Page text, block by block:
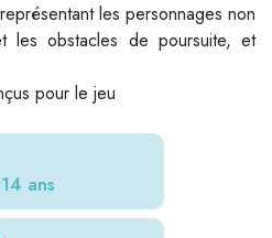
les personnages non
les obstacles de poursuite, et
pour le jeu
ans